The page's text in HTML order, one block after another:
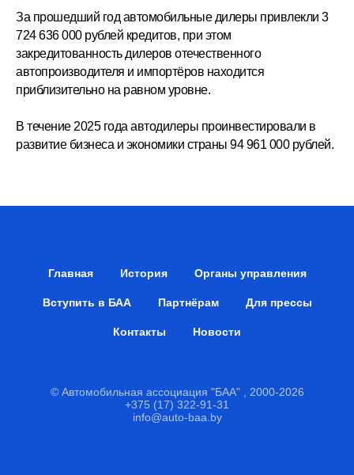
За прошедший год автомобильные дилеры привлекли 3
724 636 000 рублей кредитов, при этом
закредитованность дилеров отечественного
автопроизводителя и импортёров находится
приблизительно на равном уровне.
В течение 2025 года автодилеры проинвестировали в
развитие бизнеса и экономики страны 94 961 000 рублей.
Главная История Органы управления
Вступить в БАА Партнёрам Для прессы
Контакты Новости
© Автомобильная ассоциация "БАА" , 2000-2026
+375 (17) 322-91-31
info@auto-baa.by